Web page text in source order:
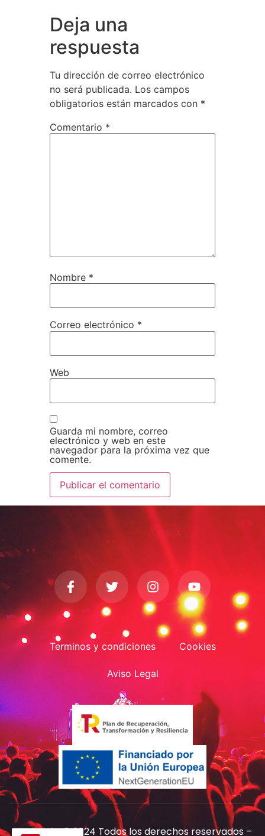
Deja una
respuesta
Tu dirección de correo electrónico
no será publicada. Los campos
obligatorios están marcados con *
Comentario *
Nombre *
Correo electrónico *
Web
Guarda mi nombre, correo
electrónico y web en este
navegador para la próxima vez que
comente.
Terminos y condiciones Cookies
Aviso Legal
Copyright © 2024 Todos los derechos reservados –